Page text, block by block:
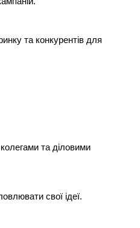
та конкурентів для
колегами та діловими
свої ідеї.